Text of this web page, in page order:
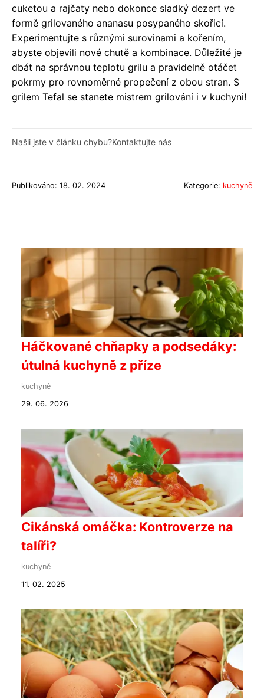
cuketou a rajčaty nebo dokonce sladký dezert ve
formě grilovaného ananasu posypaného skořicí.
Experimentujte s různými surovinami a kořením,
abyste objevili nové chutě a kombinace. Důležité je
dbát na správnou teplotu grilu a pravidelně otáčet
pokrmy pro rovnoměrné propečení z obou stran. S
grilem Tefal se stanete mistrem grilování i v kuchyni!
Našli jste v článku chybu?Kontaktujte nás
Publikováno: 18. 02. 2024 Kategorie: kuchyně
Háčkované chňapky a podsedáky:
útulná kuchyně z příze
kuchyně
29. 06. 2026
Cikánská omáčka: Kontroverze na
talíři?
kuchyně
11. 02. 2025